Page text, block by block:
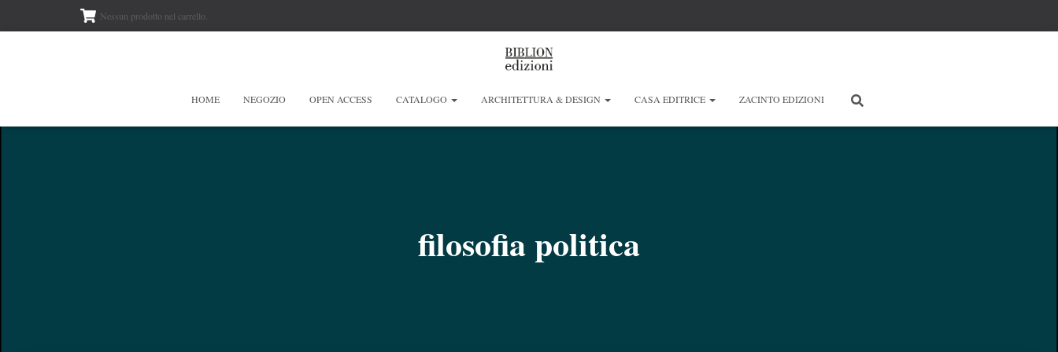
Nessun prodotto nel carrello.
HOME NEGOZIO OPEN ACCESS CATALOGO ARCHITETTURA & DESIGN CASA EDITRICE ZACINTO EDIZIONI
filosofia politica